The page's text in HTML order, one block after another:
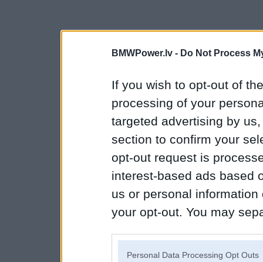
BMWPower.lv - Do Not Process
If you wish to opt-out of
processing of your
targeted advertising by
section to confirm your
opt-out request is
interest-based ads based
us or personal
your opt-out. You may
Personal Data Processing Opt Outs